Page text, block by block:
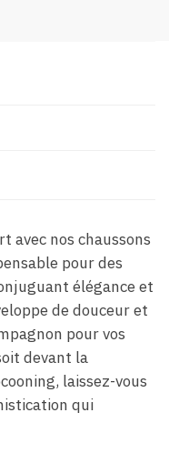
avec nos chaussons
pour des
élégance et
de douceur et
pour vos
devant la
laissez-vous
qui